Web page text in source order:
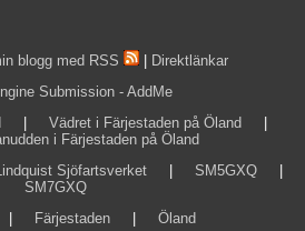
blogg med RSS
Direktlänkar
Submission - AddMe
Vädret i Färjestaden på Öland
i Färjestaden på Öland
Sjöfartsverket SM5GXQ
SM7GXQ
Färjestaden| Öland